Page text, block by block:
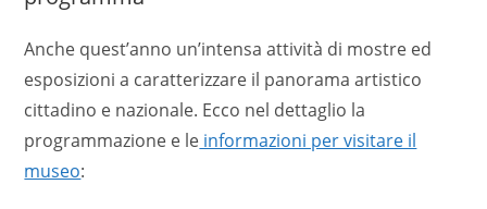
Anche quest’anno un’intensa attività di mostre ed
esposizioni a caratterizzare il panorama artistico
cittadino e nazionale. Ecco nel dettaglio la
programmazione e le informazioni per visitare il
museo: